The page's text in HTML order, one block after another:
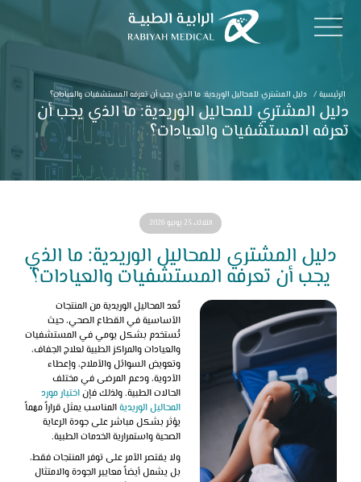
الرئيسية/ دليل المشتري للمحاليل الوريدية: ما الذي يجب أن تعرفه المستشفيات والعيادات؟
دليل المشتري للمحاليل الوريدية: ما الذي يجب أن
تعرفه المستشفيات والعيادات؟
الثلاثاء 23 يونيو 2026
دليل المشتري للمحاليل الوريدية: ما الذي
يجب أن تعرفه المستشفيات والعيادات؟
تُعد المحاليل الوريدية من المنتجات
الأساسية في القطاع الصحي، حيث
تُستخدم بشكل يومي في المستشفيات
والعيادات والمراكز الطبية لعلاج الجفاف،
وتعويض السوائل والأملاح، وإعطاء
الأدوية، ودعم المرضى في مختلف
الحالات الطبية. ولذلك فإناختيار مورد
المحاليل الوريديةالمناسب يمثل قراراً مهماً
يؤثر بشكل مباشر على جودة الرعاية
الصحية واستمرارية الخدمات الطبية.
ولا يقتصر الأمر على توفر المنتجات فقط،
بل يشمل أيضاً معايير الجودة والامتثال